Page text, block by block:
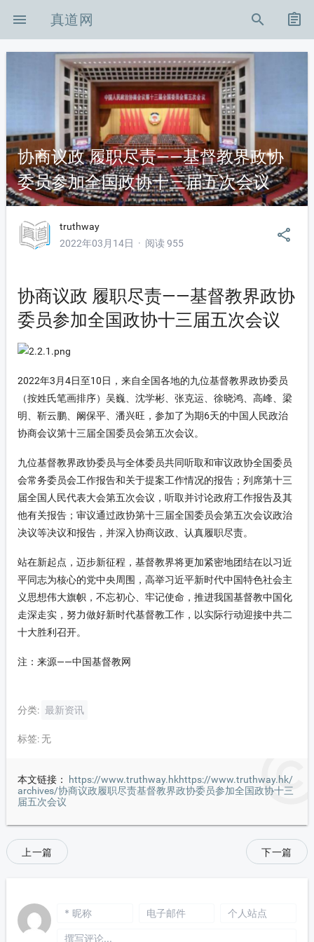
menu 真道网 search assignment
shouye
zuixinzixun
KB
xinyang
icon_lishi
4
fupinjiuzhu
协商议政 履职尽责——基督教界政协
委员参加全国政协十三届五次会议
truthway
2022年03月14日 · 阅读 955
share
协商议政 履职尽责——基督教界政协
委员参加全国政协十三届五次会议
2022年3月4日至10日，来自全国各地的九位基督教界政协委员
（按姓氏笔画排序）吴巍、沈学彬、张克运、徐晓鸿、高峰、梁
明、靳云鹏、阚保平、潘兴旺，参加了为期6天的中国人民政治
协商会议第十三届全国委员会第五次会议。
九位基督教界政协委员与全体委员共同听取和审议政协全国委员
会常务委员会工作报告和关于提案工作情况的报告；列席第十三
届全国人民代表大会第五次会议，听取并讨论政府工作报告及其
他有关报告；审议通过政协第十三届全国委员会第五次会议政治
决议等决议和报告，并深入协商议政、认真履职尽责。
站在新起点，迈步新征程，基督教界将更加紧密地团结在以习近
平同志为核心的党中央周围，高举习近平新时代中国特色社会主
义思想伟大旗帜，不忘初心、牢记使命，推进我国基督教中国化
走深走实，努力做好新时代基督教工作，以实际行动迎接中共二
十大胜利召开。
注：来源——中国基督教网
分类: 最新资讯
标签:无
本文链接：
https://www.truthway.hkhttps://www.truthway.hk/
archives/协商议政履职尽责基督教界政协委员参加全国政协十三
届五次会议
上一篇 下一篇